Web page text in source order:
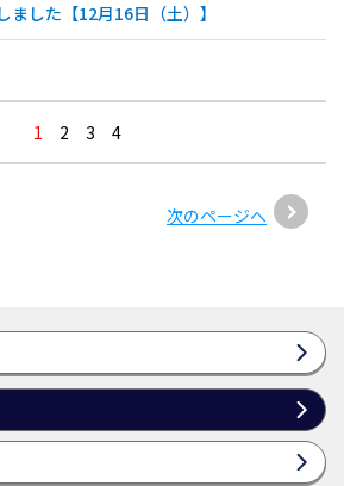
した【12月16日（土）】
1 2 3 4
次のページへ